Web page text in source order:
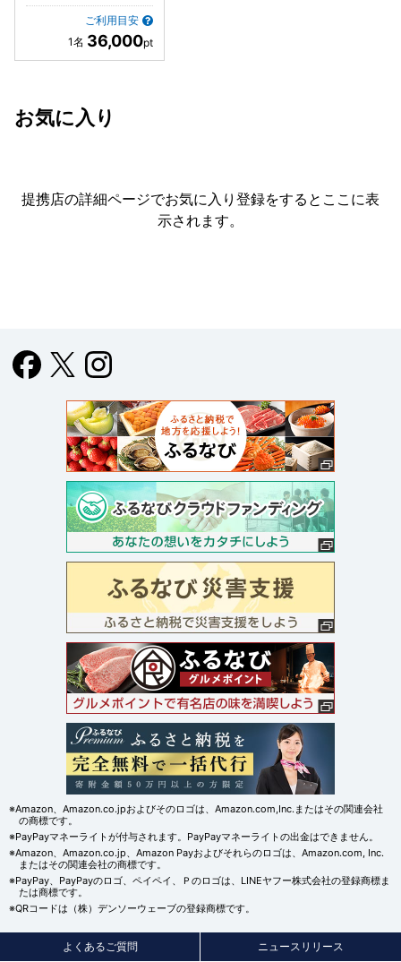
ご利用目安
36,000
お気に入り
提携店の詳細ページでお気に入り登録をすると ここに表
示されます。
※Amazon、Amazon.co.jpおよびそのロゴは、Amazon.com,Inc.またはその関連会社
の商標です。
※PayPayマネーライトが付与されます。PayPayマネーライトの出金はできません。
※Amazon、Amazon.co.jp、Amazon Payおよびそれらのロゴは、Amazon.com, Inc.
またはその関連会社の商標です。
※PayPay、PayPayのロゴ、ペイペイ、Ｐのロゴは、LINEヤフー株式会社の登録商標ま
たは商標です。
※QRコードは（株）デンソーウェーブの登録商標です。
よくあるご質問 ニュースリリース